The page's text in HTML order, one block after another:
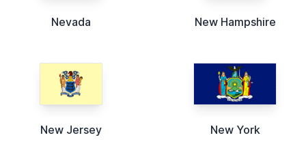
Nevada New Hampshire
New Jersey New York